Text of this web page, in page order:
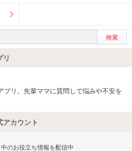
プリ。先輩ママに質問して悩みや不安を
カウント
のお役立ち情報を配信中